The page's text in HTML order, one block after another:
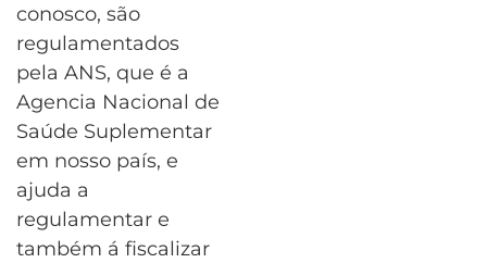
conosco, são
regulamentados
pela ANS, que é a
Agencia Nacional de
Saúde Suplementar
em nosso país, e
ajuda a
regulamentar e
também á fiscalizar